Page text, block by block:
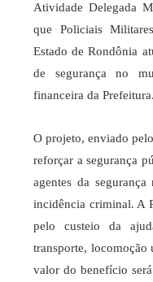
Atividade Delegada
que Policiais
Estado de Rondônia
de segurança no
financeira da Prefeitura.
O projeto, enviado
reforçar a segurança
agentes da
incidência criminal. A
pelo custeio da
transporte, locomoção
valor do benefício será